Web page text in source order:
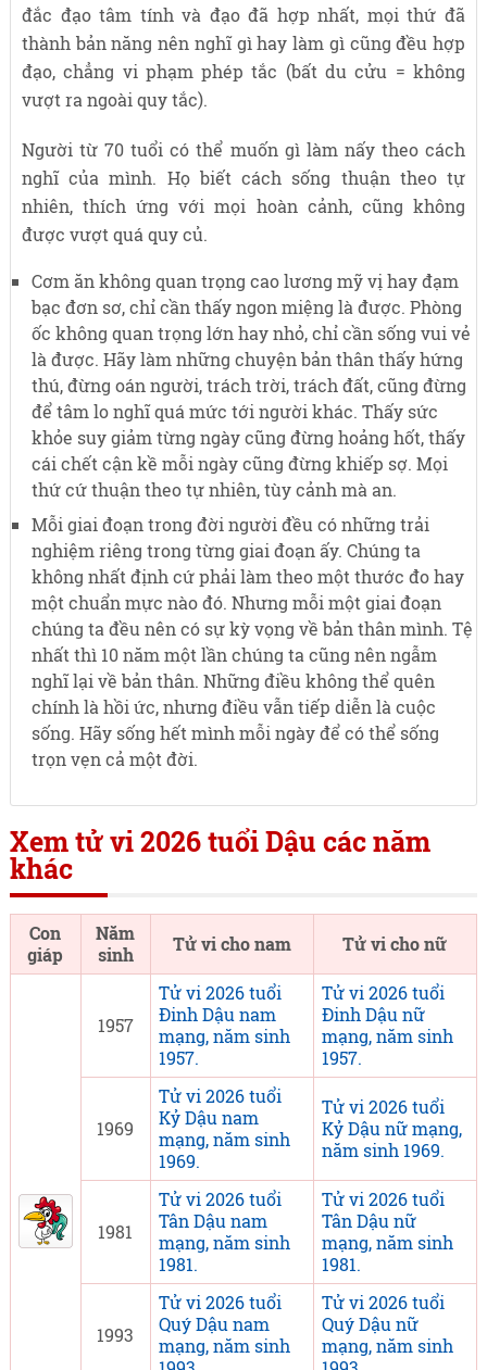
đắc đạo tâm tính và đạo đã hợp nhất, mọi thứ đã
thành bản năng nên nghĩ gì hay làm gì cũng đều hợp
đạo, chẳng vi phạm phép tắc (bất du cửu = không
vượt ra ngoài quy tắc).
Người từ 70 tuổi có thể muốn gì làm nấy theo cách
nghĩ của mình. Họ biết cách sống thuận theo tự
nhiên, thích ứng với mọi hoàn cảnh, cũng không
được vượt quá quy củ.
Cơm ăn không quan trọng cao lương mỹ vị hay đạm
bạc đơn sơ, chỉ cần thấy ngon miệng là được. Phòng
ốc không quan trọng lớn hay nhỏ, chỉ cần sống vui vẻ
là được. Hãy làm những chuyện bản thân thấy hứng
thú, đừng oán người, trách trời, trách đất, cũng đừng
để tâm lo nghĩ quá mức tới người khác. Thấy sức
khỏe suy giảm từng ngày cũng đừng hoảng hốt, thấy
cái chết cận kề mỗi ngày cũng đừng khiếp sợ. Mọi
thứ cứ thuận theo tự nhiên, tùy cảnh mà an.
Mỗi giai đoạn trong đời người đều có những trải
nghiệm riêng trong từng giai đoạn ấy. Chúng ta
không nhất định cứ phải làm theo một thước đo hay
một chuẩn mực nào đó. Nhưng mỗi một giai đoạn
chúng ta đều nên có sự kỳ vọng về bản thân mình. Tệ
nhất thì 10 năm một lần chúng ta cũng nên ngẫm
nghĩ lại về bản thân. Những điều không thể quên
chính là hồi ức, nhưng điều vẫn tiếp diễn là cuộc
sống. Hãy sống hết mình mỗi ngày để có thể sống
trọn vẹn cả một đời.
Xem tử vi 2026 tuổi Dậu các năm
khác
Con
giáp
Năm
sinh
Tử vi cho nam Tử vi cho nữ
1957
Tử vi 2026 tuổi
Đinh Dậu nam
mạng, năm sinh
1957.
Tử vi 2026 tuổi
Đinh Dậu nữ
mạng, năm sinh
1957.
1969
Tử vi 2026 tuổi
Kỷ Dậu nam
mạng, năm sinh
1969.
Tử vi 2026 tuổi
Kỷ Dậu nữ mạng,
năm sinh 1969.
1981
Tử vi 2026 tuổi
Tân Dậu nam
mạng, năm sinh
1981.
Tử vi 2026 tuổi
Tân Dậu nữ
mạng, năm sinh
1981.
1993
Tử vi 2026 tuổi
Quý Dậu nam
mạng, năm sinh
Tử vi 2026 tuổi
Quý Dậu nữ
mạng, năm sinh